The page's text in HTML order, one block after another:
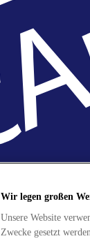
Wir legen großen
Unsere Website
Zwecke gesetzt